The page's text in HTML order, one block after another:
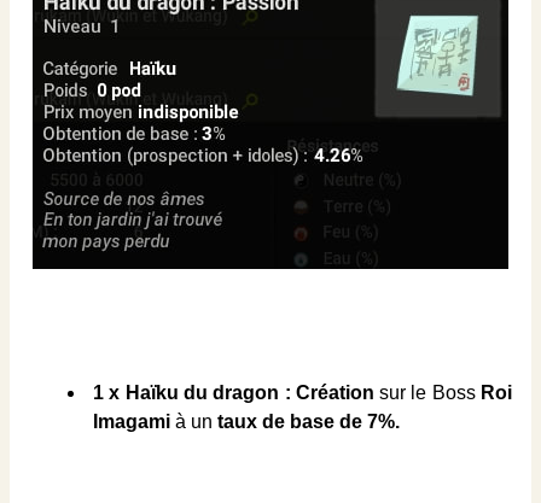
1 x Haïku du dragon : Création sur le Boss Roi
Imagami à un taux de base de 7%.